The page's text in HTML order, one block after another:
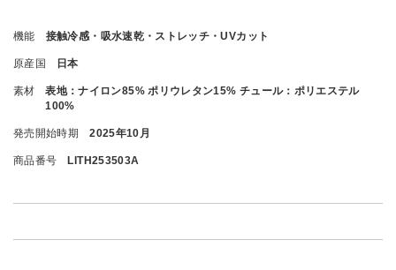
機能 接触冷感・吸水速乾・ストレッチ・UVカット
原産国 日本
素材
表地：ナイロン85% ポリウレタン15% チュール：ポリエステル
100%
発売開始時期 2025年10月
商品番号 LITH253503A